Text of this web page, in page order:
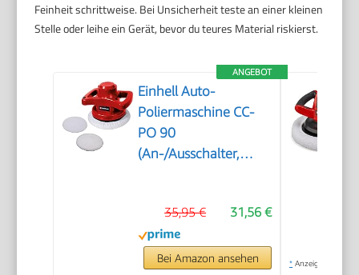
Feinheit schrittweise. Bei Unsicherheit teste an einer kleinen
Stelle oder leihe ein Gerät, bevor du teures Material riskierst.
ANGEBOT
Einhell Auto-
Poliermaschine CC-
PO 90
(An-/Ausschalter,
und Synthetik-
Polierhaube inklusive)
31,56 €
35,95 €
Bei Amazon ansehen * Anzeige